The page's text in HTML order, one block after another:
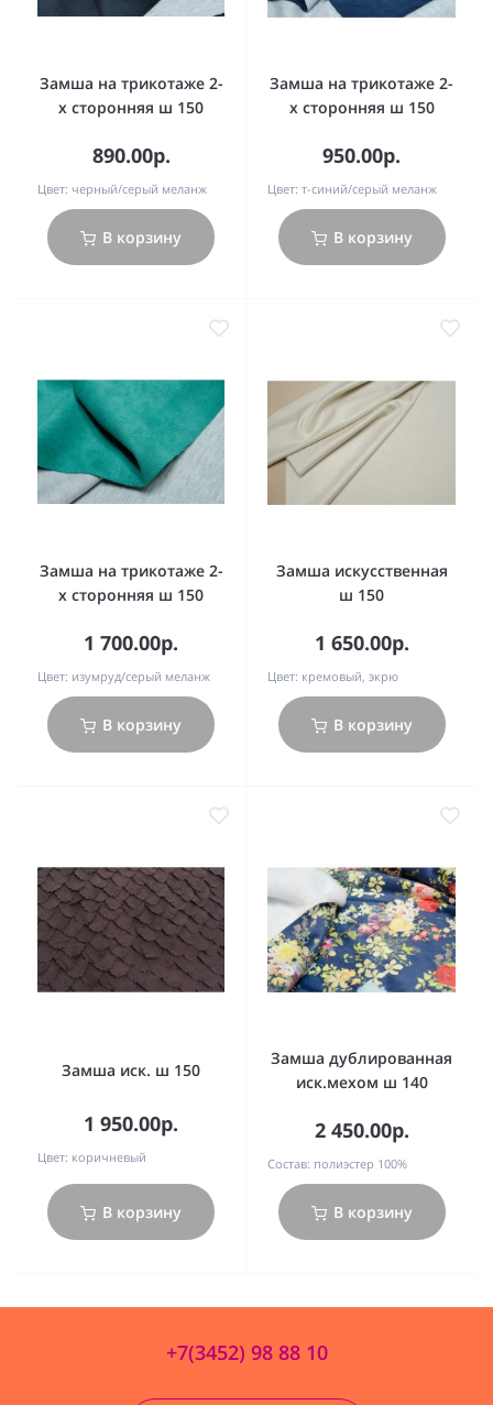
Замша на трикотаже 2-
х сторонняя ш 150
890.00р.
Цвет: черный/серый меланж
В корзину
Замша на трикотаже 2-
х сторонняя ш 150
950.00р.
Цвет: т-синий/серый меланж
В корзину
Замша на трикотаже 2-
х сторонняя ш 150
1 700.00р.
Цвет: изумруд/серый меланж
В корзину
Замша искусственная
ш 150
1 650.00р.
Цвет: кремовый, экрю
В корзину
Замша иск. ш 150
1 950.00р.
Цвет: коричневый
В корзину
Замша дублированная
иск.мехом ш 140
2 450.00р.
Состав: полиэстер 100%
В корзину
+7(3452) 98 88 10